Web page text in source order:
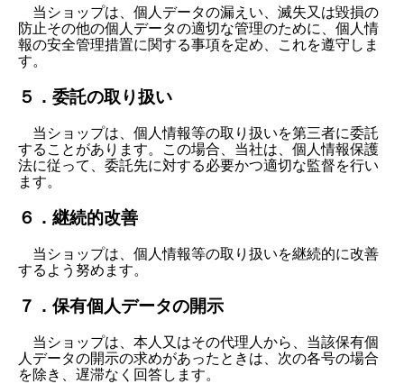
当ショップは、個人データの漏えい、滅失又は毀損の
防止その他の個人データの適切な管理のために、個人情
報の安全管理措置に関する事項を定め、これを遵守しま
す。
５．委託の取り扱い
当ショップは、個人情報等の取り扱いを第三者に委託
することがあります。この場合、当社は、個人情報保護
法に従って、委託先に対する必要かつ適切な監督を行い
ます。
６．継続的改善
当ショップは、個人情報等の取り扱いを継続的に改善
するよう努めます。
７．保有個人データの開示
当ショップは、本人又はその代理人から、当該保有個
人データの開示の求めがあったときは、次の各号の場合
を除き、遅滞なく回答します。